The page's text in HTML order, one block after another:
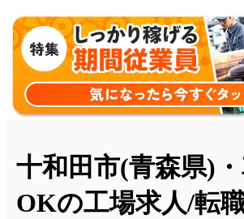
十和田市(青森県)
OKの工場求人/転